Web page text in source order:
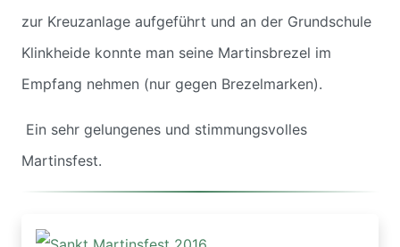
zur Kreuzanlage aufgeführt und an der Grundschule
Klinkheide konnte man seine Martinsbrezel im
Empfang nehmen (nur gegen Brezelmarken).
Ein sehr gelungenes und stimmungsvolles
Martinsfest.